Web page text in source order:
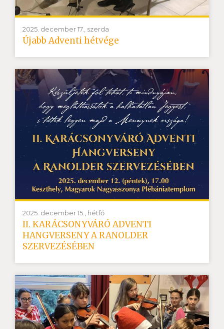
2025. december 17., szerda
Újabb Adventi hétvége
2025. december 15., hétfő
II. KARÁCSONYVÁRÓ ADVENTI
HANGVERSENY A RANOLDER
SZERVEZÉSÉBEN